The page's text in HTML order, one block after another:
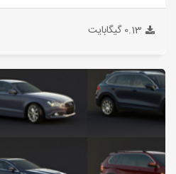
0.13 گیگابایت